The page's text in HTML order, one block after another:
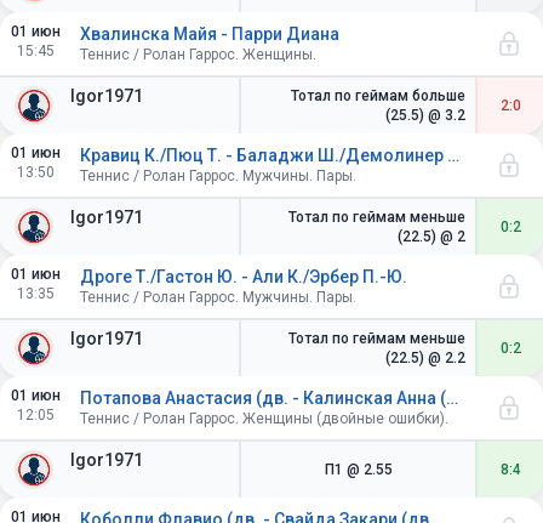
01 июн
15:45
Igor1971
Хвалинска Майя - Парри Диана
Теннис / Ролан Гаррос. Женщины.
Тотал по геймам больше
(25.5) @ 3.2
2:0
01 июн
13:50
Igor1971
Кравиц К./Пюц Т. - Баладжи Ш./Демолинер М.
Теннис / Ролан Гаррос. Мужчины. Пары.
Тотал по геймам меньше
(22.5) @ 2
0:2
01 июн
13:35
Igor1971
Дроге Т./Гастон Ю. - Али К./Эрбер П.-Ю.
Теннис / Ролан Гаррос. Мужчины. Пары.
Тотал по геймам меньше
(22.5) @ 2.2
0:2
01 июн
12:05
Igor1971
Потапова Анастасия (дв. - Калинская Анна (дв.
Теннис / Ролан Гаррос. Женщины (двойные ошибки).
П1 @ 2.55 8:4
01 июн